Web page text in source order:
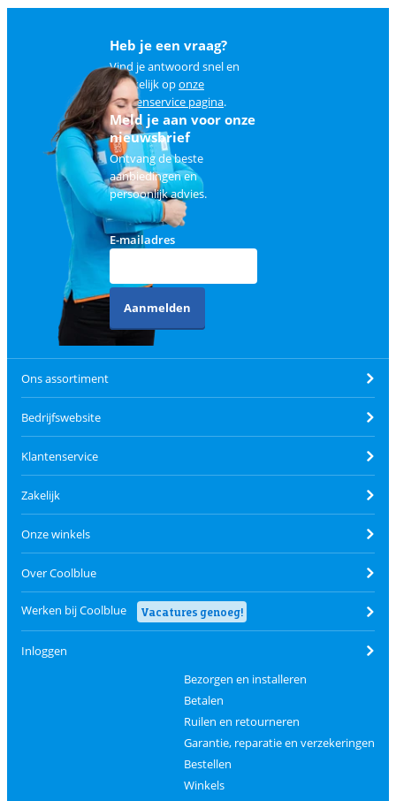
Heb je een vraag?
Vind je antwoord snel en
makkelijk oponze
klantenservice pagina.
Meld je aan voor onze
nieuwsbrief
Ontvang de beste
aanbiedingen en
persoonlijk advies.
E-mailadres
Aanmelden
Ons assortiment
Bedrijfswebsite
Klantenservice
Zakelijk
Onze winkels
Over Coolblue
Werken bij Coolblue Vacatures genoeg!
Inloggen
Bezorgen en installeren
Betalen
Ruilen en retourneren
Garantie, reparatie en verzekeringen
Bestellen
Winkels